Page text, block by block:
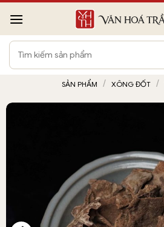
qua
nội
dung
Tìm
SẢN PHẨM / XÔNG ĐỐT /